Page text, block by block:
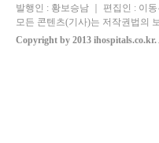
발행인 : 황보승남 ｜ 편집인 : 이
모든 콘텐츠(기사)는 저작권법의
Copyright by 2013 ihospitals.co.kr.